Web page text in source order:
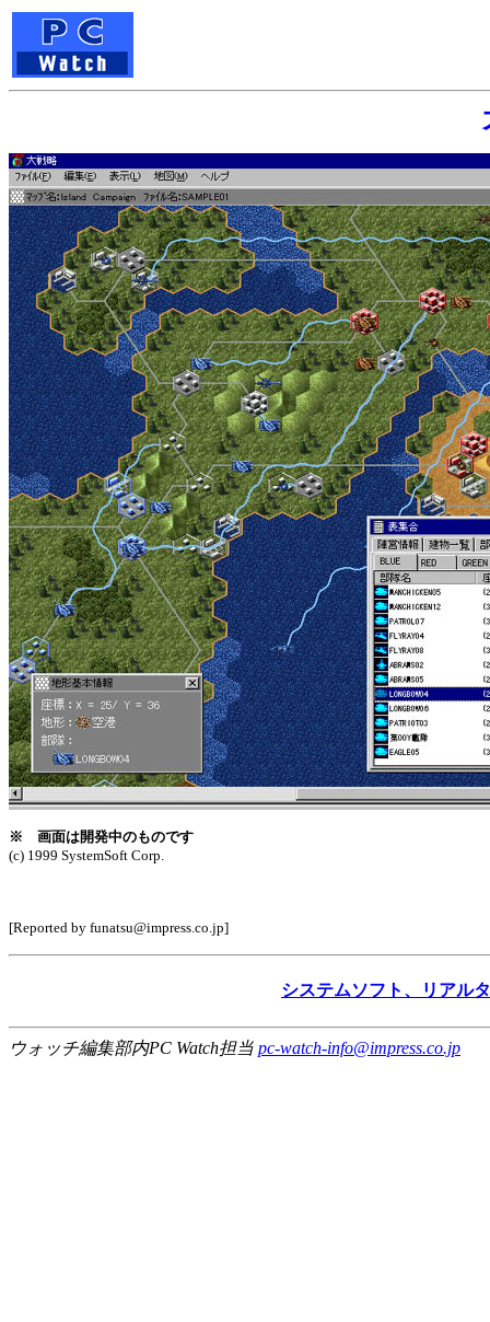
※ 画面は開発中のものです
(c) 1999 SystemSoft Corp.
[Reported by funatsu@impress.co.jp]
システムソフト、リアル
ウォッチ編集部内PC Watch担当 pc-watch-info@impress.co.jp